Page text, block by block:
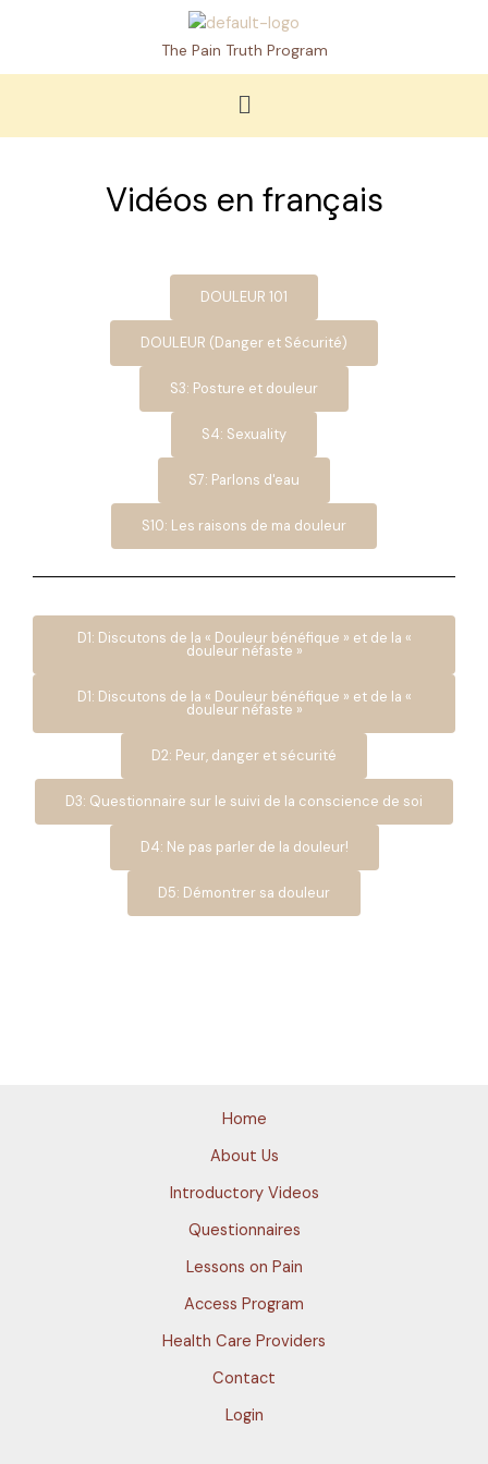
The Pain Truth Program
Menu
Vidéos en français
DOULEUR 101
DOULEUR (Danger et Sécurité)
S3: Posture et douleur
S4: Sexuality
S7: Parlons d'eau
S10: Les raisons de ma douleur
D1: Discutons de la « Douleur bénéfique » et de la «
douleur néfaste »
D1: Discutons de la « Douleur bénéfique » et de la «
douleur néfaste »
D2: Peur, danger et sécurité
D3: Questionnaire sur le suivi de la conscience de soi
D4: Ne pas parler de la douleur!
D5: Démontrer sa douleur
Home
About Us
Introductory Videos
Questionnaires
Lessons on Pain
Access Program
Health Care Providers
Contact
Login